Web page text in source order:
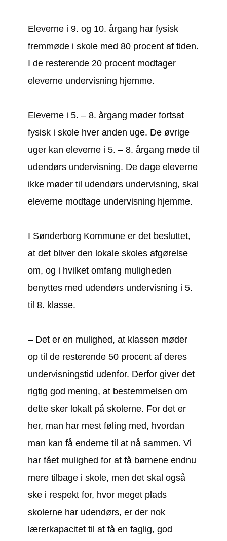
Eleverne i 9. og 10. årgang har fysisk
fremmøde i skole med 80 procent af tiden.
I de resterende 20 procent modtager
eleverne undervisning hjemme.
Eleverne i 5. – 8. årgang møder fortsat
fysisk i skole hver anden uge. De øvrige
uger kan eleverne i 5. – 8. årgang møde til
udendørs undervisning. De dage eleverne
ikke møder til udendørs undervisning, skal
eleverne modtage undervisning hjemme.
I Sønderborg Kommune er det besluttet,
at det bliver den lokale skoles afgørelse
om, og i hvilket omfang muligheden
benyttes med udendørs undervisning i 5.
til 8. klasse.
– Det er en mulighed, at klassen møder
op til de resterende 50 procent af deres
undervisningstid udenfor. Derfor giver det
rigtig god mening, at bestemmelsen om
dette sker lokalt på skolerne. For det er
her, man har mest føling med, hvordan
man kan få enderne til at nå sammen. Vi
har fået mulighed for at få børnene endnu
mere tilbage i skole, men det skal også
ske i respekt for, hvor meget plads
skolerne har udendørs, er der nok
lærerkapacitet til at få en faglig, god